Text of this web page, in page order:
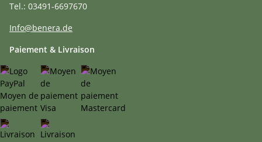
Tel.: 03491-6697670
Info@benera.de
Paiement & Livraison